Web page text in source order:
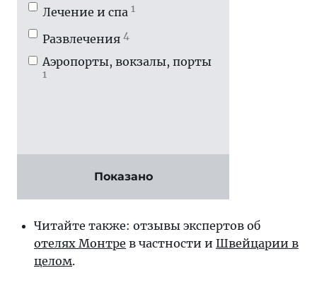
Показано
Лечение и спа 1
Развлечения 4
Аэропорты, вокзалы, порты
1
Читайте также: отзывы экспертов об
отелях Монтре в частности и Швейцарии в
целом.